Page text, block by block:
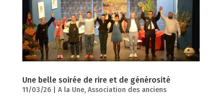
Une belle soirée de rire et de générosité
11/03/26| A la Une, Association des anciens